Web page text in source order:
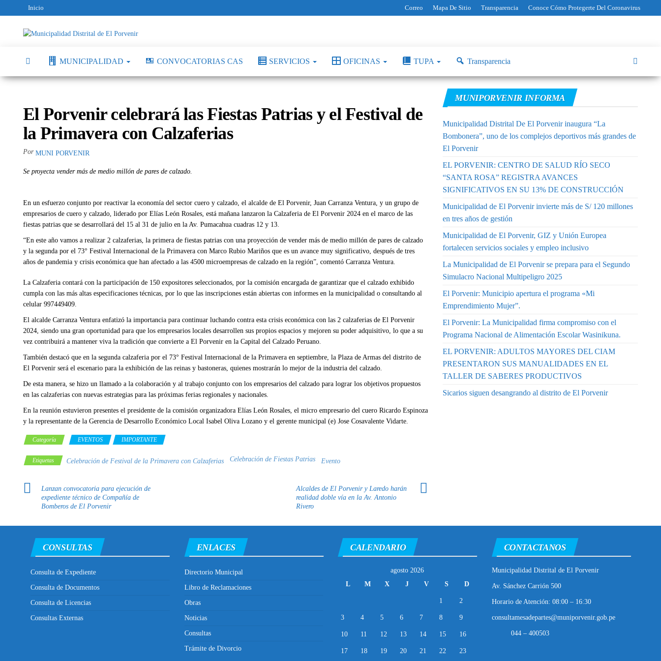
Inicio Correo Mapa De Sitio Transparencia Conoce Cómo Protegerte Del Coronavirus
Distrital de El
Calzado
Peruano
MUNICIPALIDAD CONVOCATORIAS CAS SERVICIOS OFICINAS TUPA Transparencia
El Porvenir celebrará las Fiestas Patrias y el Festival de
la Primavera con Calzaferias
Por MUNI PORVENIR
Se proyecta vender más de medio millón de pares de calzado.
En un esfuerzo conjunto por reactivar la economía del sector cuero y calzado, el alcalde de El Porvenir, Juan Carranza Ventura, y un grupo de
empresarios de cuero y calzado, liderado por Elías León Rosales, está mañana lanzaron la Calzaferia de El Porvenir 2024 en el marco de las
fiestas patrias que se desarrollará del 15 al 31 de julio en la Av. Pumacahua cuadras 12 y 13.
“En este año vamos a realizar 2 calzaferias, la primera de fiestas patrias con una proyección de vender más de medio millón de pares de calzado
y la segunda por el 73° Festival Internacional de la Primavera con Marco Rubio Mariños que es un avance muy significativo, después de tres
años de pandemia y crisis económica que han afectado a las 4500 microempresas de calzado en la región”, comentó Carranza Ventura.
La Calzaferia contará con la participación de 150 expositores seleccionados, por la comisión encargada de garantizar que el calzado exhibido
cumpla con las más altas especificaciones técnicas, por lo que las inscripciones están abiertas con informes en la municipalidad o consultando al
celular 997449409.
El alcalde Carranza Ventura enfatizó la importancia para continuar luchando contra esta crisis económica con las 2 calzaferias de El Porvenir
2024, siendo una gran oportunidad para que los empresarios locales desarrollen sus propios espacios y mejoren su poder adquisitivo, lo que a su
vez contribuirá a mantener viva la tradición que convierte a El Porvenir en la Capital del Calzado Peruano.
También destacó que en la segunda calzaferia por el 73° Festival Internacional de la Primavera en septiembre, la Plaza de Armas del distrito de
El Porvenir será el escenario para la exhibición de las reinas y bastoneras, quienes mostrarán lo mejor de la industria del calzado.
De esta manera, se hizo un llamado a la colaboración y al trabajo conjunto con los empresarios del calzado para lograr los objetivos propuestos
en las calzaferias con nuevas estrategias para las próximas ferias regionales y nacionales.
En la reunión estuvieron presentes el presidente de la comisión organizadora Elías León Rosales, el micro empresario del cuero Ricardo Espinoza
y la representante de la Gerencia de Desarrollo Económico Local Isabel Oliva Lozano y el gerente municipal (e) Jose Cosavalente Vidarte.
Categoría EVENTOS IMPORTANTE
Etiquetas Celebración de Festival de la Primavera con Calzaferias Celebración de Fiestas Patrias Evento
Lanzan convocatoria para ejecución de
expediente técnico de Compañía de
Bomberos de El Porvenir
Alcaldes de El Porvenir y Laredo harán
realidad doble vía en la Av. Antonio
Rivero
MUNIPORVENIR INFORMA
Municipalidad Distrital De El Porvenir inaugura “La
Bombonera”, uno de los complejos deportivos más grandes de
El Porvenir
EL PORVENIR: CENTRO DE SALUD RÍO SECO
“SANTA ROSA” REGISTRA AVANCES
SIGNIFICATIVOS EN SU 13% DE CONSTRUCCIÓN
Municipalidad de El Porvenir invierte más de S/ 120 millones
en tres años de gestión
Municipalidad de El Porvenir, GIZ y Unión Europea
fortalecen servicios sociales y empleo inclusivo
La Municipalidad de El Porvenir se prepara para el Segundo
Simulacro Nacional Multipeligro 2025
El Porvenir: Municipio apertura el programa «Mi
Emprendimiento Mujer”.
El Porvenir: La Municipalidad firma compromiso con el
Programa Nacional de Alimentación Escolar Wasinikuna.
EL PORVENIR: ADULTOS MAYORES DEL CIAM
PRESENTARON SUS MANUALIDADES EN EL
TALLER DE SABERES PRODUCTIVOS
Sicarios siguen desangrando al distrito de El Porvenir
CONSULTAS
Consulta de Expediente
Consulta de Documentos
Consulta de Licencias
Consultas Externas
ENLACES
Directorio Municipal
Libro de Reclamaciones
Obras
Noticias
Consultas
Trámite de Divorcio
CALENDARIO
agosto 2026
L
M X J V S D
1 2
3 4 5 6 7 8 9
10 11 12 13 14 15 16
17 18 19 20 21 22 23
CONTACTANOS
Municipalidad Distrital de El Porvenir
Av. Sánchez Carrión 500
Horario de Atención: 08:00 – 16:30
consultamesadepartes@muniporvenir.gob.pe
044 – 400503